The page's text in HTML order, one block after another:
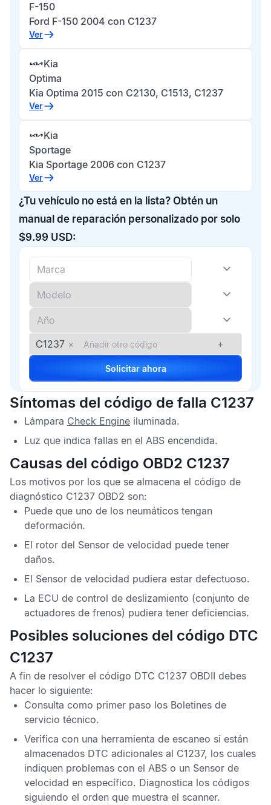
F-150
Ford F-150 2004 con C1237
Ver
Kia
Optima
Kia Optima 2015 con C2130, C1513, C1237
Ver
Kia
Sportage
Kia Sportage 2006 con C1237
Ver
¿Tu vehículo no está en la lista? Obtén un
manual de reparación personalizado por solo
$9.99 USD:
C1237 × +
Solicitar ahora
Síntomas del código de falla C1237
Lámpara Check Engine iluminada.
Luz que indica fallas en el ABS encendida.
Causas del código OBD2 C1237
Los motivos por los que se almacena el código de
diagnóstico C1237 OBD2 son:
Puede que uno de los neumáticos tengan
deformación.
El rotor del Sensor de velocidad puede tener
daños.
El Sensor de velocidad pudiera estar defectuoso.
La ECU de control de deslizamiento (conjunto de
actuadores de frenos) pudiera tener deficiencias.
Posibles soluciones del código DTC
C1237
A fin de resolver el código DTC C1237 OBDII debes
hacer lo siguiente:
Consulta como primer paso los Boletines de
servicio técnico.
Verifica con una herramienta de escaneo si están
almacenados DTC adicionales al C1237, los cuales
indiquen problemas con el ABS o un Sensor de
velocidad en específico. Diagnostica los códigos
siguiendo el orden que muestra el scanner.